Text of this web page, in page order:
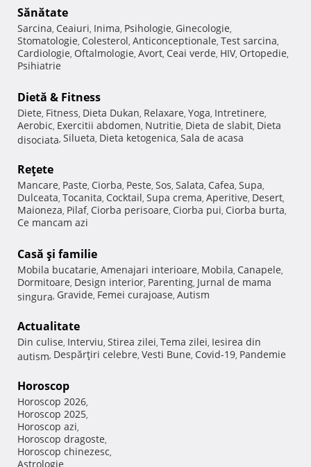
Sănătate
Sarcina, Ceaiuri, Inima, Psihologie, Ginecologie,
Stomatologie, Colesterol, Anticonceptionale, Test sarcina,
Cardiologie, Oftalmologie, Avort, Ceai verde, HIV, Ortopedie,
Psihiatrie
Dietă & Fitness
Diete, Fitness, Dieta Dukan, Relaxare, Yoga, Intretinere,
Aerobic, Exercitii abdomen, Nutritie, Dieta de slabit, Dieta
disociata, Silueta, Dieta ketogenica, Sala de acasa
Reţete
Mancare, Paste, Ciorba, Peste, Sos, Salata, Cafea, Supa,
Dulceata, Tocanita, Cocktail, Supa crema, Aperitive, Desert,
Maioneza, Pilaf, Ciorba perisoare, Ciorba pui, Ciorba burta,
Ce mancam azi
Casă şi familie
Mobila bucatarie, Amenajari interioare, Mobila, Canapele,
Dormitoare, Design interior, Parenting, Jurnal de mama
singura, Gravide, Femei curajoase, Autism
Actualitate
Din culise, Interviu, Stirea zilei, Tema zilei, Iesirea din
autism, Despărţiri celebre, Vesti Bune, Covid-19, Pandemie
Horoscop
Horoscop 2026,
Horoscop 2025,
Horoscop azi,
Horoscop dragoste,
Horoscop chinezesc,
Astrologie